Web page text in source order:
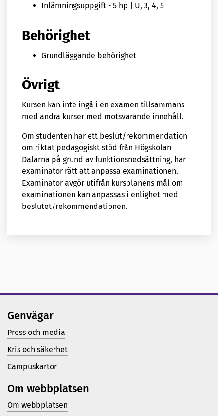
Inlämningsuppgift - 5 hp | U, 3, 4, 5
Behörighet
Grundläggande behörighet
Övrigt
Kursen kan inte ingå i en examen tillsammans
med andra kurser med motsvarande innehåll.
Om studenten har ett beslut/rekommendation
om riktat pedagogiskt stöd från Högskolan
Dalarna på grund av funktionsnedsättning, har
examinator rätt att anpassa examinationen.
Examinator avgör utifrån kursplanens mål om
examinationen kan anpassas i enlighet med
beslutet/rekommendationen.
Genvägar
Press och media
Kris och säkerhet
Campuskartor
Om webbplatsen
Om webbplatsen